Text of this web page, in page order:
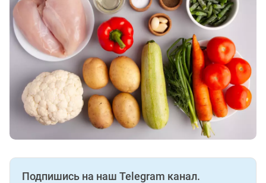
Подпишись на наш Telegram канал.